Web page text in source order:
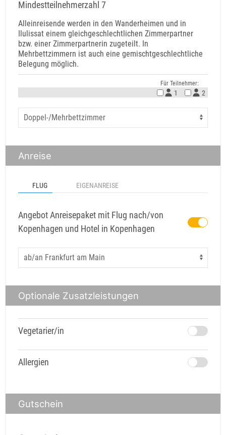
Mindestteilnehmerzahl 7
Alleinreisende werden in den Wanderheimen und in
Ilulissat einem gleichgeschlechtlichen Zimmerpartner
bzw. einer Zimmerpartnerin zugeteilt. In
Mehrbettzimmern ist auch eine gemischtgeschlechtliche
Belegung möglich.
Für Teilnehmer:
1 2
Anreise
FLUG EIGENANREISE
Angebot Anreisepaket mit Flug nach/von
Kopenhagen und Hotel in Kopenhagen
Optionale Zusatzleistungen
Vegetarier/in
Allergien
Gutschein